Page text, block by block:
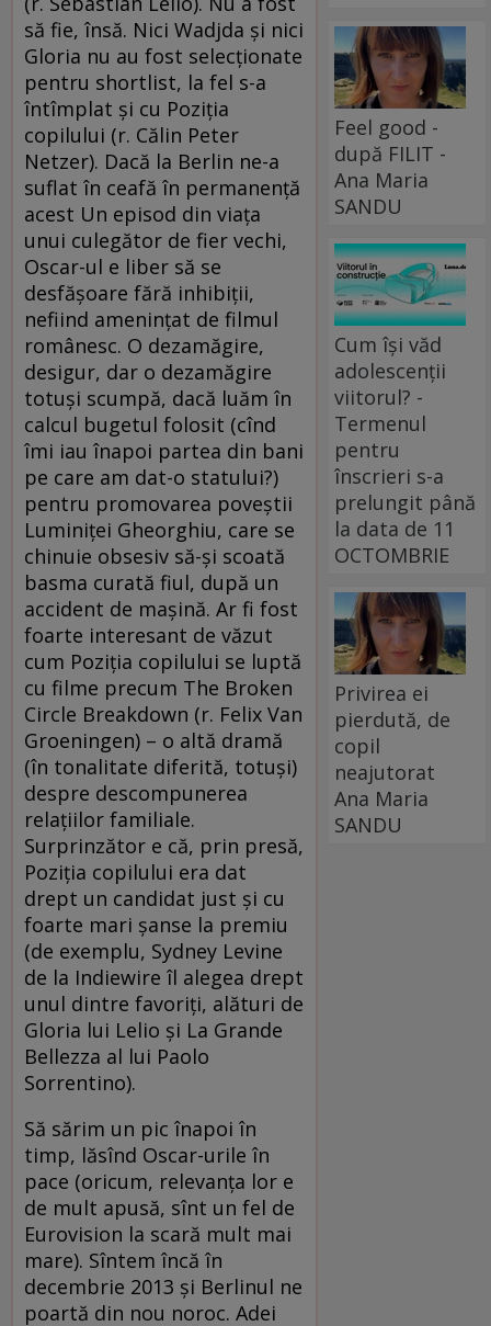
să fie, însă. Nici Wadjda şi nici
Gloria nu au fost selecţionate
pentru shortlist, la fel s-a
întîmplat şi cu Poziţia
copilului (r. Călin Peter
Netzer). Dacă la Berlin ne-a
suflat în ceafă în permanenţă
acest Un episod din viaţa
unui culegător de fier vechi,
Oscar-ul e liber să se
desfăşoare fără inhibiţii,
nefiind ameninţat de filmul
românesc. O dezamăgire,
desigur, dar o dezamăgire
totuşi scumpă, dacă luăm în
calcul bugetul folosit (cînd
îmi iau înapoi partea din bani
pe care am dat-o statului?)
pentru promovarea poveştii
Luminiţei Gheorghiu, care se
chinuie obsesiv să-şi scoată
basma curată fiul, după un
accident de maşină. Ar fi fost
foarte interesant de văzut
cum Poziţia copilului se luptă
cu filme precum The Broken
Circle Breakdown (r. Felix Van
Groeningen) – o altă dramă
(în tonalitate diferită, totuşi)
despre descompunerea
relaţiilor familiale.
Surprinzător e că, prin presă,
Poziţia copilului era dat
drept un candidat just şi cu
foarte mari şanse la premiu
(de exemplu, Sydney Levine
de la Indiewire îl alegea drept
unul dintre favoriţi, alături de
Gloria lui Lelio şi La Grande
Bellezza al lui Paolo
Sorrentino).
Să sărim un pic înapoi în
timp, lăsînd Oscar-urile în
pace (oricum, relevanţa lor e
de mult apusă, sînt un fel de
Eurovision la scară mult mai
mare). Sîntem încă în
decembrie 2013 şi Berlinul ne
poartă din nou noroc. Adei
Feel good -
după FILIT -
Ana Maria
SANDU
Cum își văd
adolescenții
viitorul? -
Termenul
pentru
înscrieri s-a
prelungit până
la data de 11
OCTOMBRIE
Privirea ei
pierdută, de
copil
neajutorat
Ana Maria
SANDU